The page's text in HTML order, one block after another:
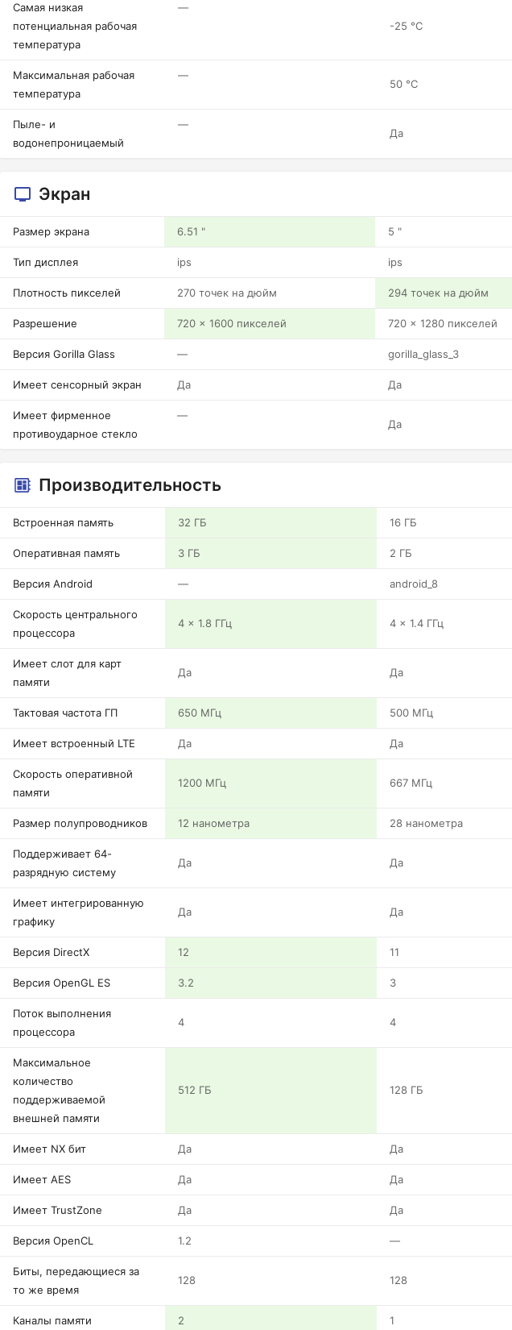
Самая низкая
потенциальная рабочая
температура
—
-25 °C
Максимальная рабочая
температура
—
50 °C
Пыле- и
водонепроницаемый
—
Да
Экран
Размер экрана 6.51 " 5 "
Тип дисплея ips ips
Плотность пикселей 270 точек на дюйм 294 точек на дюйм
Разрешение 720 x 1600 пикселей 720 x 1280 пикселей
Версия Gorilla Glass — gorilla_glass_3
Имеет сенсорный экран Да Да
Имеет фирменное
противоударное стекло
—
Да
Производительность
Встроенная память 32 ГБ 16 ГБ
Оперативная память 3 ГБ 2 ГБ
Версия Android — android_8
Скорость центрального
процессора
4 x 1.8 ГГц 4 x 1.4 ГГц
Имеет слот для карт
памяти
Да Да
Тактовая частота ГП 650 МГц 500 МГц
Имеет встроенный LTE Да Да
Скорость оперативной
памяти
1200 МГц 667 МГц
Размер полупроводников 12 нанометра 28 нанометра
Поддерживает 64-
разрядную систему
Да Да
Имеет интегрированную
графику
Да Да
Версия DirectX 12 11
Версия OpenGL ES 3.2 3
Поток выполнения
процессора
4 4
Максимальное
количество
поддерживаемой
внешней памяти
512 ГБ 128 ГБ
Имеет NX бит Да Да
Имеет AES Да Да
Имеет TrustZone Да Да
Версия OpenCL 1.2 —
Биты, передающиеся за
то же время
128 128
Каналы памяти 2 1